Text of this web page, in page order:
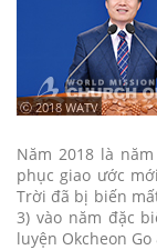
ⓒ 2018 WATV
Năm 2018 là
phục giao ước
Trời đã bị biến
3) vào năm đặc
luyện Okcheon Go